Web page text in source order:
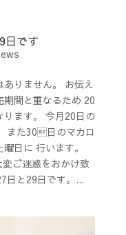
日です
りません。 お伝え
期間と重なるため 20
ります。 今月20日の
また30日のマカロ
日に 行います。
ご迷惑をおかけ致
日と29日です。...